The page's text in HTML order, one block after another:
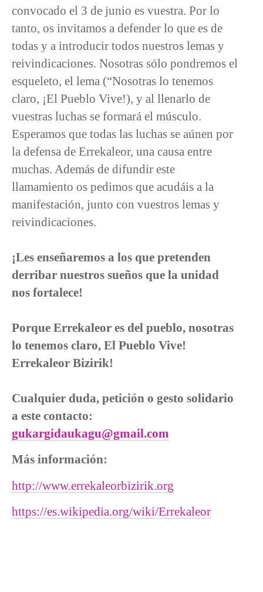
convocado el 3 de junio es vuestra. Por lo
tanto, os invitamos a defender lo que es de
todas y a introducir todos nuestros lemas y
reivindicaciones. Nosotras sólo pondremos el
esqueleto, el lema (“Nosotras lo tenemos
claro, ¡El Pueblo Vive!), y al llenarlo de
vuestras luchas se formará el músculo.
Esperamos que todas las luchas se aúnen por
la defensa de Errekaleor, una causa entre
muchas. Además de difundir este
llamamiento os pedimos que acudáis a la
manifestación, junto con vuestros lemas y
reivindicaciones.
¡Les enseñaremos a los que pretenden
derribar nuestros sueños que la unidad
nos fortalece!
Porque Errekaleor es del pueblo, nosotras
lo tenemos claro, El Pueblo Vive!
Errekaleor Bizirik!
Cualquier duda, petición o gesto solidario
a este contacto:
gukargidaukagu@gmail.com
Más información:
http://www.errekaleorbizirik.org
https://es.wikipedia.org/wiki/Errekaleor